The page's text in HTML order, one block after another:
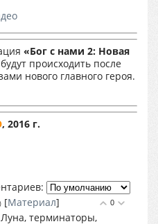
«Бог с нами 2: Новая
происходить после
нового главного героя.
, 2016 г.
0
[Материал]
терминаторы,